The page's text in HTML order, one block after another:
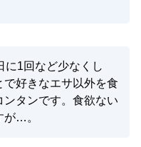
に1回など少なくし
好きなエサ以外を食
タンです。食欲ない
が…。